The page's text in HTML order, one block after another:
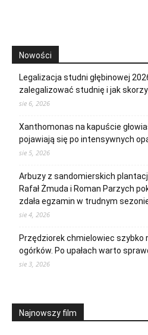
Nowości
Legalizacja studni głębinowej
zalegalizować studnię i jak
sie 6, 2026
Xanthomonas na kapuście
pojawiają się po intensywnych
sie 5, 2026
Arbuzy z sandomierskich
Rafał Żmuda i Roman Parzych
zdała egzamin w trudnym sezonie
sie 4, 2026
Przędziorek chmielowiec szybko
ogórków. Po upałach warto
sie 3, 2026
Najnowszy film